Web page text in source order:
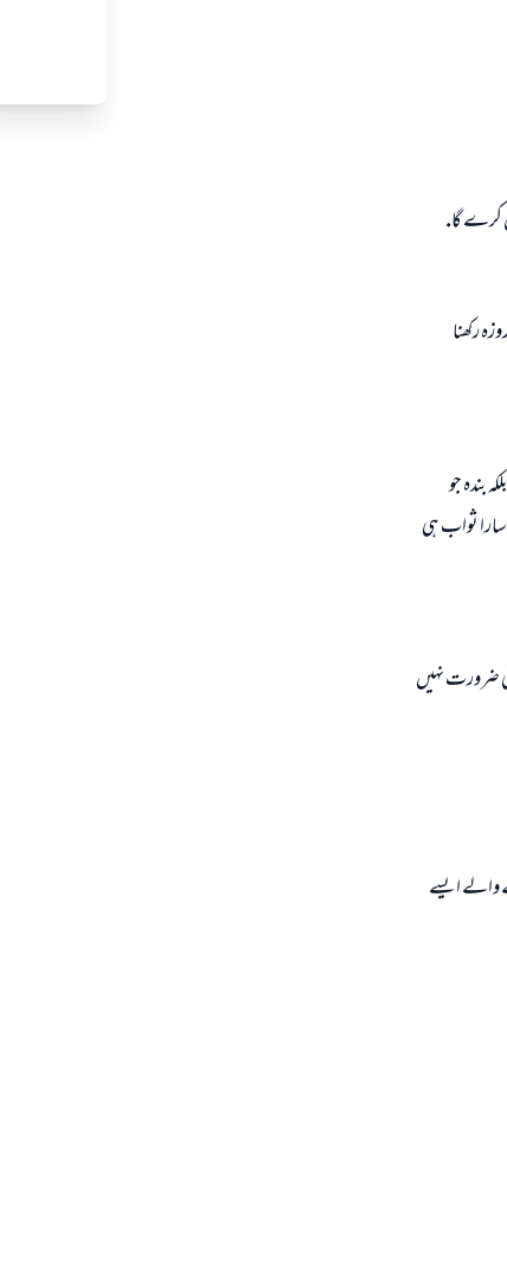
كرے گا.
ركھنا
بندہ جو
ثواب ہى
ضرورت نہيں
ايسے